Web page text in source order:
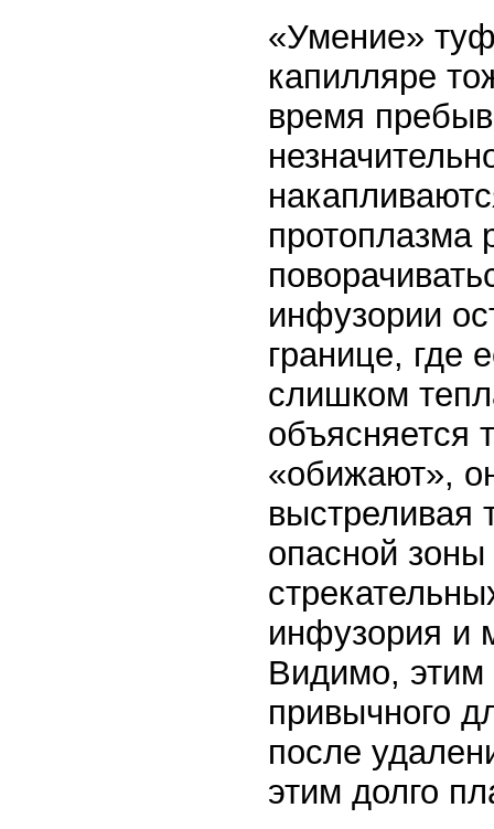
«Умение»
капилляре
время
протоплазма
инфузории
границе, где
слишком
объясняется
«обижают»,
выстреливая
опасной зоны
инфузория и
Видимо, этим
привычного
после
этим долго